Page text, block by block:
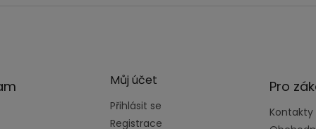
Můj účet
Přihlásit se
Registrace
Pro
Kontakty